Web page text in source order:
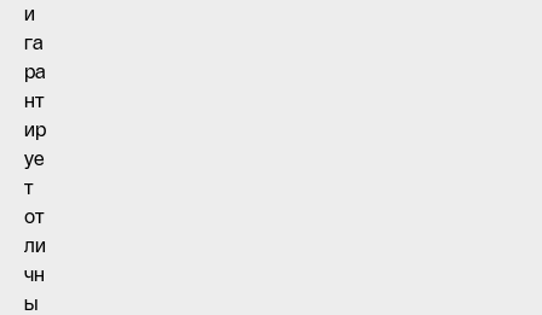
и
га
ра
нт
ир
уе
т
от
ли
чн
ы